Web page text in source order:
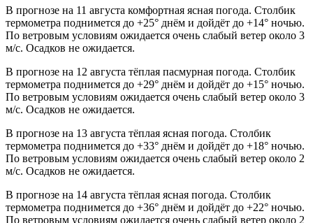
В прогнозе на 11 августа комфортная ясная погода. Столбик
термометра поднимется до +25° днём и дойдёт до +14° ночью.
По ветровым условиям ожидается очень слабый ветер около 3
м/с. Осадков не ожидается.
В прогнозе на 12 августа тёплая пасмурная погода. Столбик
термометра поднимется до +29° днём и дойдёт до +15° ночью.
По ветровым условиям ожидается очень слабый ветер около 3
м/с. Осадков не ожидается.
В прогнозе на 13 августа тёплая ясная погода. Столбик
термометра поднимется до +33° днём и дойдёт до +18° ночью.
По ветровым условиям ожидается очень слабый ветер около 2
м/с. Осадков не ожидается.
В прогнозе на 14 августа тёплая ясная погода. Столбик
термометра поднимется до +36° днём и дойдёт до +22° ночью.
По ветровым условиям ожидается очень слабый ветер около 2